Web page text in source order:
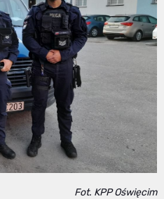
Fot. KPP Oświęcim